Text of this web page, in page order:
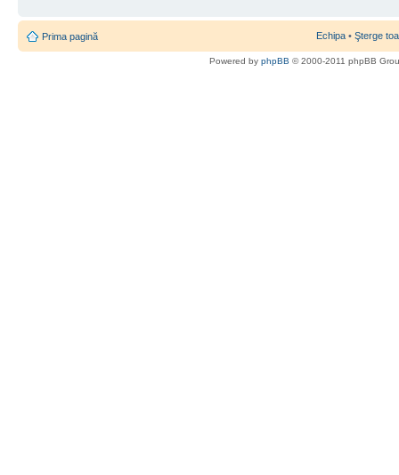
Prima pagină Echipa • Şterge
Powered by phpBB © 2000-2011 phpBB